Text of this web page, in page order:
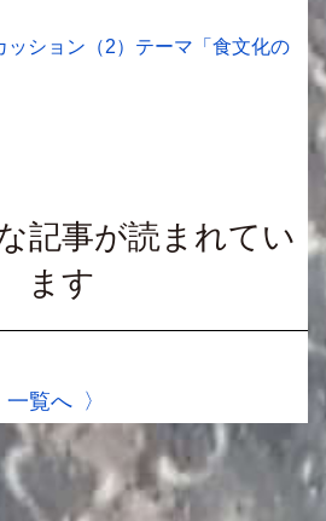
ッション（2）テーマ「食文化の
記事が読まれてい
ます
一覧へ